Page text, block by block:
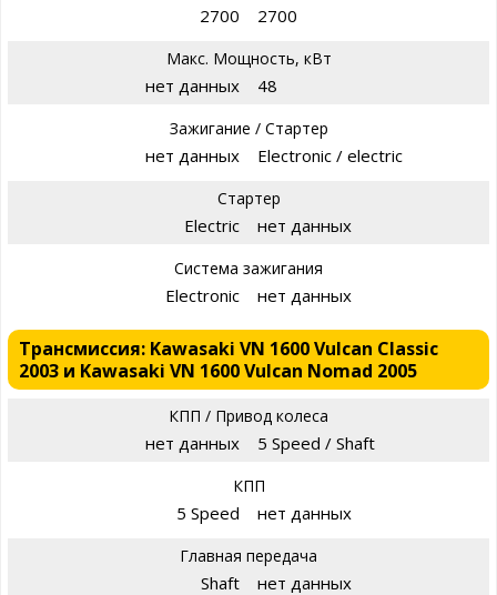
2700 2700
Макс. Мощность, кВт
нет данных 48
Зажигание / Стартер
нет данных Electronic / electric
Стартер
Electric нет данных
Система зажигания
Electronic нет данных
Трансмиссия: Kawasaki VN 1600 Vulcan Classic
2003 и Kawasaki VN 1600 Vulcan Nomad 2005
КПП / Привод колеса
нет данных 5 Speed / Shaft
КПП
5 Speed нет данных
Главная передача
Shaft нет данных